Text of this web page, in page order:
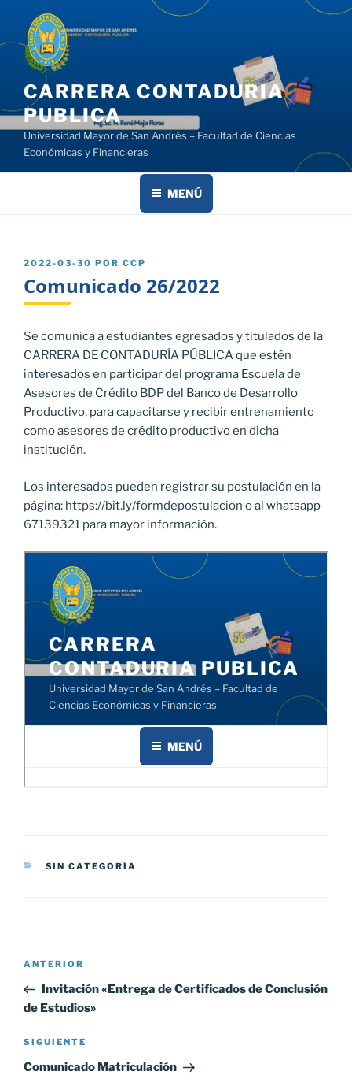
contenido
CARRERA CONTADURIA
PUBLICA
Universidad Mayor de San Andrés – Facultad de Ciencias
Económicas y Financieras
MENÚ
PUBLICADO
2022-03-30 POR CCP
Comunicado 26/2022
Se comunica a estudiantes egresados y titulados de la
CARRERA DE CONTADURÍA PÚBLICA que estén
interesados en participar del programa Escuela de
Asesores de Crédito BDP del Banco de Desarrollo
Productivo, para capacitarse y recibir entrenamiento
como asesores de crédito productivo en dicha
institución.
Los interesados pueden registrar su postulación en la
página: https://bit.ly/formdepostulacion o al whatsapp
67139321 para mayor información.
CATEGORÍAS
SIN CATEGORÍA
Navegación
entradas
Entrada
anterior:
ANTERIOR
Invitación «Entrega de Certificados de Conclusión
de Estudios»
Siguiente
entrada
SIGUIENTE
Comunicado Matriculación